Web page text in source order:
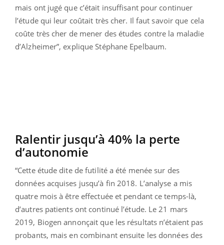
mais ont jugé que c’était insuffisant pour continuer
l’étude qui leur coûtait très cher. Il faut savoir que cela
coûte très cher de mener des études contre la maladie
d’Alzheimer”, explique Stéphane Epelbaum.
Ralentir jusqu’à 40% la perte
d’autonomie
“Cette étude dite de futilité a été menée sur des
données acquises jusqu’à fin 2018. L’analyse a mis
quatre mois à être effectuée et pendant ce temps-là,
d’autres patients ont continué l’étude. Le 21 mars
2019, Biogen annonçait que les résultats n’étaient pas
probants, mais en combinant ensuite les données des